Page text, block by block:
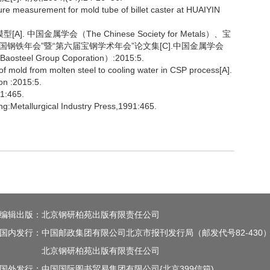
measurement for mold tube of billet caster at HUAIYIN
[A]. 中国金属学会（The Chinese Society for Metals）、宝
铁年会”暨“第六届宝钢学术年会”论文集[C].中国金属学会
Group Coporation）:2015:5.
from molten steel to cooling water in CSP process[A].
:2015:5.
Industry Press,1991:465.
编辑出版：北京钢研柏苑出版有限责任公司
国内发行：中国邮政集团有限公司北京市报刊发行局（邮发代号82-430
北京钢研柏苑出版有限责任公司